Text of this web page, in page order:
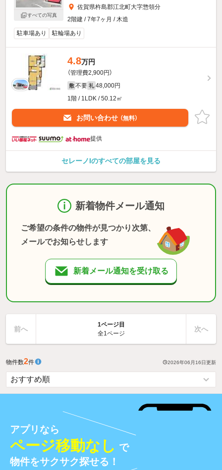
すべての写真
佐賀県杵島郡江北町大字惣領分
2階建 / 7年7ヶ月 / 木造
駐車場あり
駐輪場あり
4.8万円
（管理費2,900円）
敷 不要 礼 48,000円
1階 / 1LDK / 50.12㎡
お問い合わせ （無料）
提供
セレーノIのすべての部屋を見る
新着物件メール通知
ご希望の条件の物件が見つかり次第、
メールでお知らせします
新着メール通知を受け取る
前へ
1ページ目
全1ページ
次へ
物件数2件 2026年06月16日更新
アプリなら
ページ移動なし で
物件をサクサク探せる！